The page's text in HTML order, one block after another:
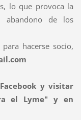
lo que provoca la
abandono de los
hacerse socio,
y visitar
el Lyme" y en